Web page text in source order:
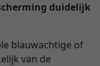
duidelijk
blauwachtige of
van de